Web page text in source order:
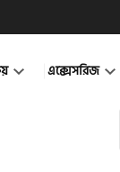
এক্সেসরিজ